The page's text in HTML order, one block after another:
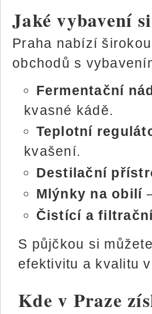
Jaké vybavení
Praha nabízí
obchodů s
Fermentační
kvasné kádě.
Teplotní
kvašení.
Destilační
Mlýnky na obilí
Čistící a
S půjčkou si
efektivitu a kvalitu
Kde v Praze